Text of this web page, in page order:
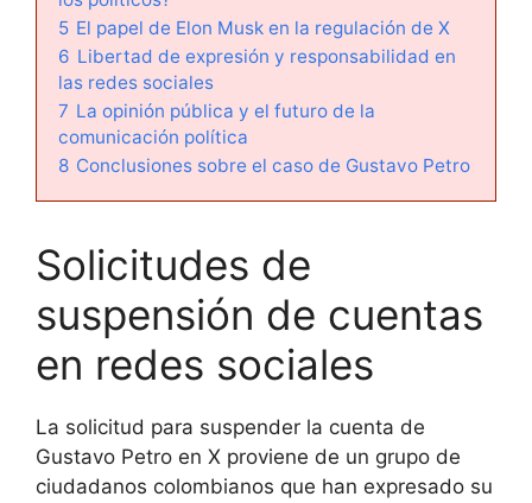
5 El papel de Elon Musk en la regulación de X
6 Libertad de expresión y responsabilidad en
las redes sociales
7 La opinión pública y el futuro de la
comunicación política
8 Conclusiones sobre el caso de Gustavo Petro
Solicitudes de
suspensión de cuentas
en redes sociales
La solicitud para suspender la cuenta de
Gustavo Petro en X proviene de un grupo de
ciudadanos colombianos que han expresado su